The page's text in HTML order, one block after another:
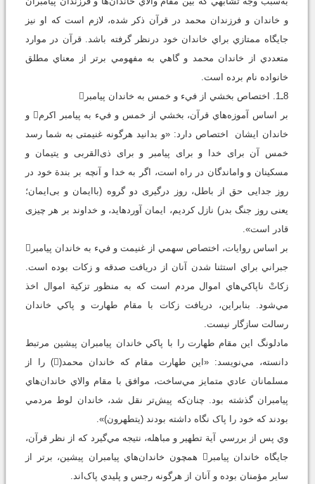
و خاندان و فرزندان محمد در قرآن ذکر شده، لازم است که او نيز
جايگاه ممتازي براي خاندان خود درنظر گرفته باشد. قرآن در موارد
متعددي از خاندان محمد و گاهي به مفهومي برتر از معناي مطلق
خانواده نام برده است.
8ـ1. اختصاص بخشي از فيء و خمس به خاندان پيامبر
بر اساس آموزه‌هاي قرآن، بخشي از خمس و فيء به پيامبر اکرم و
خاندان ايشان اختصاص دارد: «و بدانيد هرگونه غنيمتى به شما رسد
خمس آن براى خدا و براى پيامبر و براى ذى‌القربى و يتيمان و
مسكينان و واماندگان در راه است، اگر به خدا و آنچه بر بندة خود در
روز جدايى حق از باطل، روز درگيرى دو گروه (باايمان و بى‌ايمان؛
يعنى روز جنگ بدر) نازل كرديم، ايمان آورده‏ايد، و خداوند بر هر چيزى
قادر است».
بر اساس روايات، اختصاص سهمي از غنيمت و فيء به خاندان پيامبر
جبراني براي استثنا شدن آنان از دريافت صدقه و زکات بوده است.
زکاتْ ناپاکي‌هاي اموال مردم است که به منظور تزکية اموال اخذ
مي‌شود. بنابراين، دريافت زکات با مقام طهارت و پاکي خاندان
رسالت سازگار نيست.
مادلونگ اين مقام طهارت را با پاکي خاندان پيامبران پيشين مرتبط
دانسته، مي‌نويسد: «اين طهارت مقام که خاندان محمد() را از
مسلمانان عادي متمايز مي‌ساخت، موافق با مقام والاي خاندان‌هاي
پيامبران گذشته بود. چنان‌که پيش‌تر نقل شد، خاندان لوط مردمي
بودند که خود را پاک نگاه داشته بودند (يتطهرون)».
وي پس از بررسي آية تطهير و مباهله، نتيجه مي‌گيرد که از نظر قرآن،
جايگاه خاندان پيامبر همچون خاندان‌هاي پيامبران پيشين، برتر از
ساير مؤمنان بوده و آنان از هرگونه رجس و پليدي پاک‌اند.